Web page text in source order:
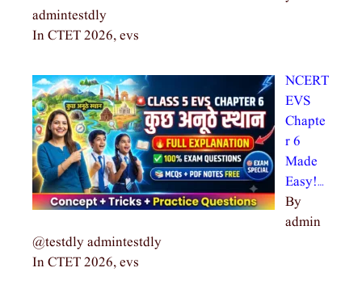
admintestdly
In CTET 2026, evs
NCERT
EVS
Chapte
r 6
Made
Easy!…
By
admin
@testdly admintestdly
In CTET 2026, evs